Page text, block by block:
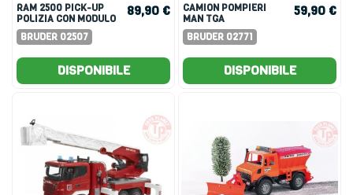
RAM 2500 PICK-UP
POLIZIA CON MODULO
L + S, RIMORCHIO,
BARCA, POLIZIOTTA E
BRUDER 02507
89,90 €
DISPONIBILE
CAMION POMPIERI
MAN TGA
BRUDER 02771
59,90 €
DISPONIBILE